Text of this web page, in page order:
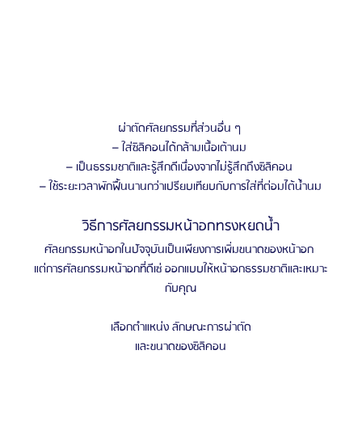
ผ่าตัดศัลยกรรมที่ส่วนอื่น ๆ
– ใส่ซิลิคอนได้กล้ามเนื้อเต้านม
– เป็นธรรมชาติและรู้สึกดีเนื่องจากไม่รู้สึกถึงซิลิคอน
– ใช้ระยะเวลาพักฟื้นนานกว่าเปรียบเทียบกับการใส่ที่ต่อมไต้น้ำนม
วิธีการศัลยกรรมหน้าอกทรงหยดน้ำ
ศัลยกรรมหน้าอกในปัจจุบันเป็นเพียงการเพิ่มขนาดของหน้าอก
แต่การศัลยกรรมหน้าอกที่ดีเซ่ ออกแบบให้หน้าอกธรรมชาติและเหมาะ
กับคุณ
เลือกตําแหน่ง ลักษณะการผ่าตัด
และขนาดของซิลิคอน